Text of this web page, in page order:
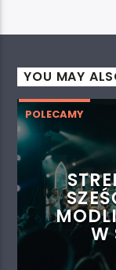
YOU MAY
POLECAMY
W